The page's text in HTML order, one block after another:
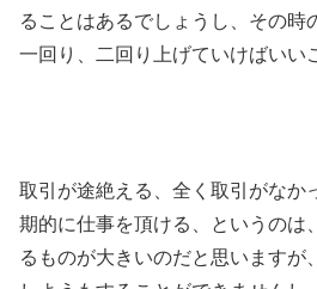
ることはあるでしょうし、その時
一回り、二回り上げていけばいい
取引が途絶える、全く取引がなか
期的に仕事を頂ける、というのは
るものが大きいのだと思いますが